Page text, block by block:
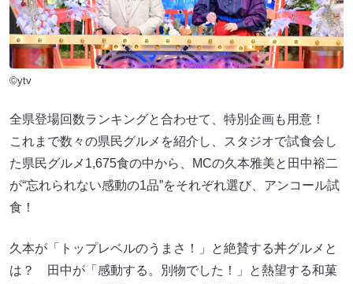
©ytv
全県登場回数ランキングと合わせて、特別企画も用意！
これまで数々の県民グルメを紹介し、スタジオで試食会し
た県民グルメ1,675食の中から、MCの久本雅美と田中裕二
が“忘れられない感動の1品”をそれぞれ選び、アンコール試
食！
久本が「トップレベルのうまさ！」と絶賛する丼グルメと
は？ 田中が「感動する。別物でした！」と熱望する和菓